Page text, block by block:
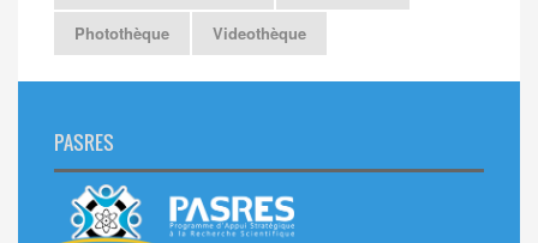
Photothèque
Videothèque
PASRES